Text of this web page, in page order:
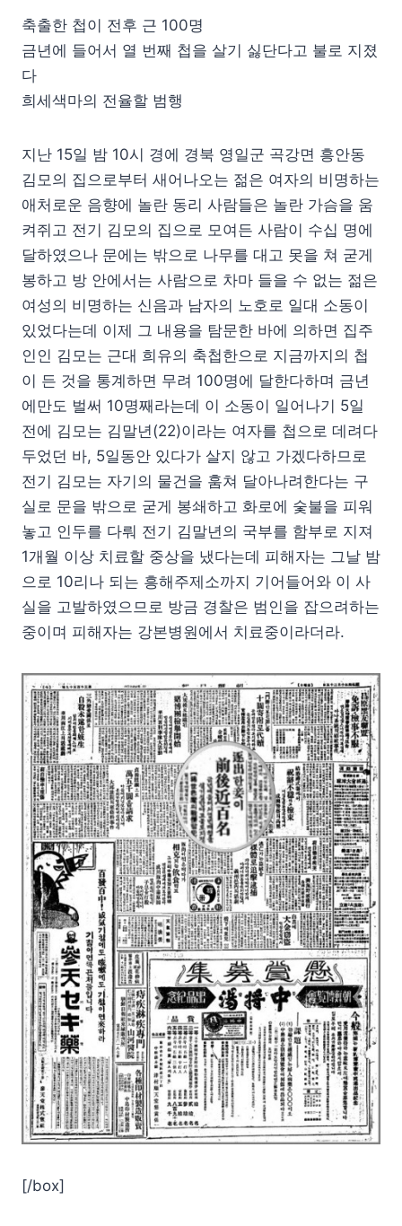
축출한 첩이 전후 근 100명
금년에 들어서 열 번째 첩을 살기 싫단다고 불로 지졌
다
희세색마의 전율할 범행
지난 15일 밤 10시 경에 경북 영일군 곡강면 흥안동
김모의 집으로부터 새어나오는 젊은 여자의 비명하는
애처로운 음향에 놀란 동리 사람들은 놀란 가슴을 움
켜쥐고 전기 김모의 집으로 모여든 사람이 수십 명에
달하였으나 문에는 밖으로 나무를 대고 못을 쳐 굳게
봉하고 방 안에서는 사람으로 차마 들을 수 없는 젊은
여성의 비명하는 신음과 남자의 노호로 일대 소동이
있었다는데 이제 그 내용을 탐문한 바에 의하면 집주
인인 김모는 근대 희유의 축첩한으로 지금까지의 첩
이 든 것을 통계하면 무려 100명에 달한다하며 금년
에만도 벌써 10명째라는데 이 소동이 일어나기 5일
전에 김모는 김말년(22)이라는 여자를 첩으로 데려다
두었던 바, 5일동안 있다가 살지 않고 가겠다하므로
전기 김모는 자기의 물건을 훔쳐 달아나려한다는 구
실로 문을 밖으로 굳게 봉쇄하고 화로에 숯불을 피워
놓고 인두를 다뤄 전기 김말년의 국부를 함부로 지져
1개월 이상 치료할 중상을 냈다는데 피해자는 그날 밤
으로 10리나 되는 흥해주제소까지 기어들어와 이 사
실을 고발하였으므로 방금 경찰은 범인을 잡으려하는
중이며 피해자는 강본병원에서 치료중이라더라.
[/box]